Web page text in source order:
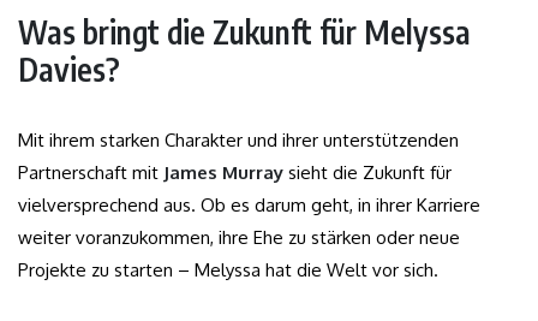
Was bringt die Zukunft für Melyssa
Davies?
Mit ihrem starken Charakter und ihrer unterstützenden
Partnerschaft mit James Murray sieht die Zukunft für
vielversprechend aus. Ob es darum geht, in ihrer Karriere
weiter voranzukommen, ihre Ehe zu stärken oder neue
Projekte zu starten – Melyssa hat die Welt vor sich.